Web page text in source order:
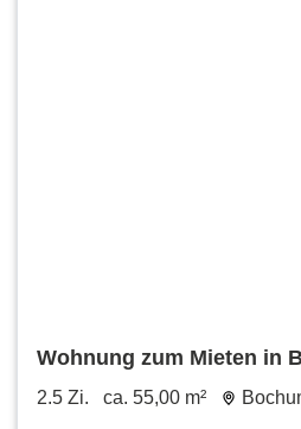
Wohnung zum Mieten in
2.5 Zi. ca. 55,00 m²